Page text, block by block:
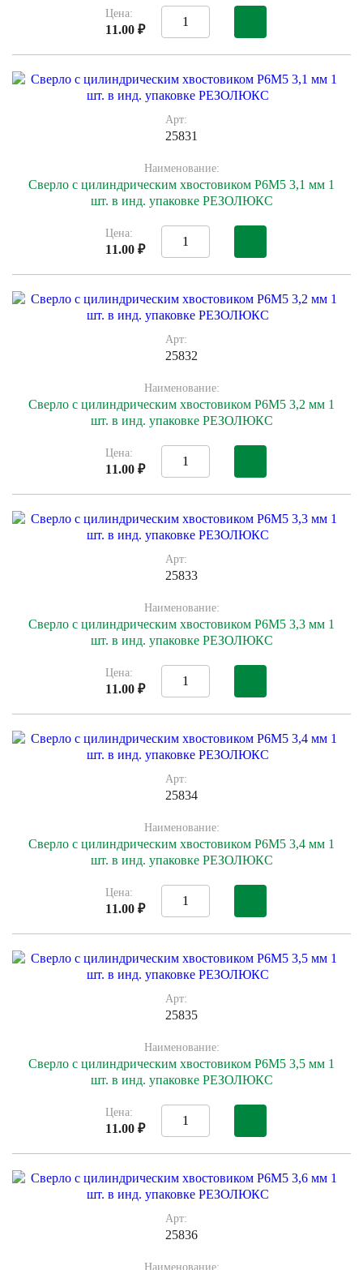
Цена:
11.00 ₽
Арт:
25831
Наименование:
Сверло с цилиндрическим хвостовиком Р6М5 3,1 мм 1
шт. в инд. упаковке РЕЗОЛЮКС
Цена:
11.00 ₽
Арт:
25832
Наименование:
Сверло с цилиндрическим хвостовиком Р6М5 3,2 мм 1
шт. в инд. упаковке РЕЗОЛЮКС
Цена:
11.00 ₽
Арт:
25833
Наименование:
Сверло с цилиндрическим хвостовиком Р6М5 3,3 мм 1
шт. в инд. упаковке РЕЗОЛЮКС
Цена:
11.00 ₽
Арт:
25834
Наименование:
Сверло с цилиндрическим хвостовиком Р6М5 3,4 мм 1
шт. в инд. упаковке РЕЗОЛЮКС
Цена:
11.00 ₽
Арт:
25835
Наименование:
Сверло с цилиндрическим хвостовиком Р6М5 3,5 мм 1
шт. в инд. упаковке РЕЗОЛЮКС
Цена:
11.00 ₽
Арт:
25836
Наименование: